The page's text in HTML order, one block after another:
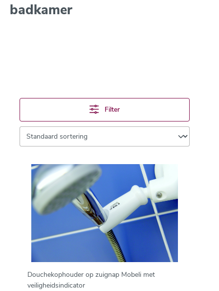
badkamer
Filter
Douchekophouder op zuignap Mobeli met
veiligheidsindicator